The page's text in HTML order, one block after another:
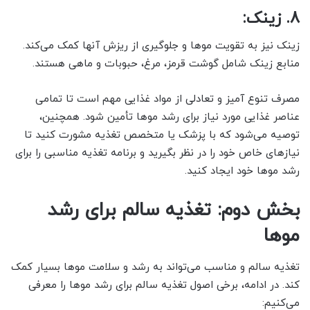
8. زینک:
زینک نیز به تقویت موها و جلوگیری از ریزش آنها کمک می‌کند.
منابع زینک شامل گوشت قرمز، مرغ، حبوبات و ماهی هستند.
مصرف تنوع آمیز و تعادلی از مواد غذایی مهم است تا تمامی
عناصر غذایی مورد نیاز برای رشد موها تأمین شود. همچنین،
توصیه می‌شود که با پزشک یا متخصص تغذیه مشورت کنید تا
نیازهای خاص خود را در نظر بگیرید و برنامه تغذیه مناسبی را برای
رشد موها خود ایجاد کنید.
بخش دوم: تغذیه سالم برای رشد
موها
تغذیه سالم و مناسب می‌تواند به رشد و سلامت موها بسیار کمک
کند. در ادامه، برخی اصول تغذیه سالم برای رشد موها را معرفی
می‌کنیم: